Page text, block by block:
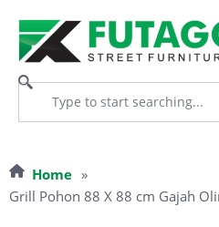
Home »
Grill Pohon 88 X 88 cm Gajah